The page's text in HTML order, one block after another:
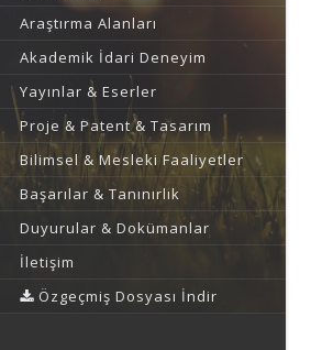
Araştırma Alanları
Akademik İdari Deneyim
Yayınlar & Eserler
Proje & Patent & Tasarım
Bilimsel & Mesleki Faaliyetler
Başarılar & Tanınırlık
Duyurular & Dokümanlar
İletişim
Özgeçmiş Dosyası İndir